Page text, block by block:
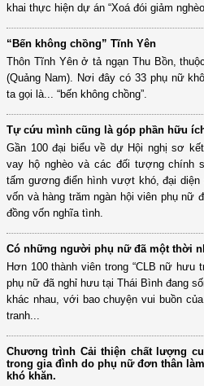
khai thực hiện dự án “Xoá đói giảm
“Bến không chồng” Tĩnh Yên
Thôn Tĩnh Yên ở tả ngạn Thu Bồn,
(Quảng Nam). Nơi đây có 33 phụ nữ
ta gọi là... “bến không chồng”.
Tự cứu mình cũng là góp phần hữu
Gần 100 đại biểu về dự Hội nghị sơ
vay hộ nghèo và các đối tượng chính
tấm gương điển hình vượt khó, đại
vốn và hàng trăm ngàn hội viên phụ nữ
đồng vốn nghĩa tình.
Có những người phụ nữ đã một thời
Hơn 100 thành viên trong “CLB nữ hưu
phụ nữ đã nghỉ hưu tại Thái Bình đang
khác nhau, với bao chuyện vui buồn
tranh...
Chương trình Cải thiện chất lượng
trong gia đình do phụ nữ đơn thân
khó khăn.